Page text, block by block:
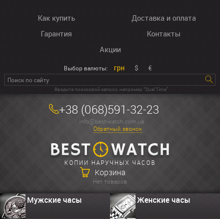
Как купить
Доставка и оплата
Гарантия
Контакты
Акции
Выбор валюты: грн $ €
Введите поисковой запрос, например “Dual Time”
+38 (068)591-32-23
info@best-watch.com.ua
Обратный звонок
КОПИИ НАРУЧНЫХ ЧАСОВ
Корзина
Нет товаров
Мужские часы Женские часы